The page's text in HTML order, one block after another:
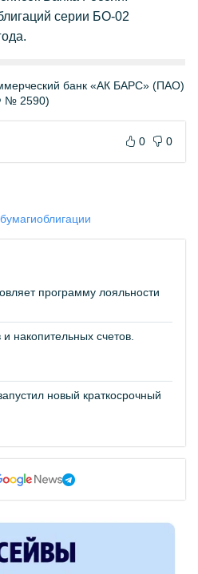
серии БО-02
банк «АК БАРС» (ПАО)
№ 2590)
0 0
облигации
программу лояльности
накопительных счетов.
новый краткосрочный